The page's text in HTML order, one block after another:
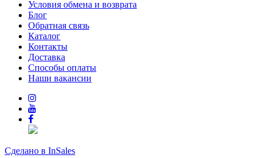
Условия обмена и возврата
Блог
Обратная связь
Каталог
Контакты
Доставка
Способы оплаты
Наши вакансии
Сделано в InSales